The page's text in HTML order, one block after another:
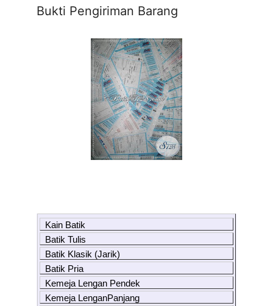
Bukti Pengiriman Barang
Kain Batik
Batik Tulis
Batik Klasik (Jarik)
Batik Pria
Kemeja Lengan Pendek
Kemeja LenganPanjang